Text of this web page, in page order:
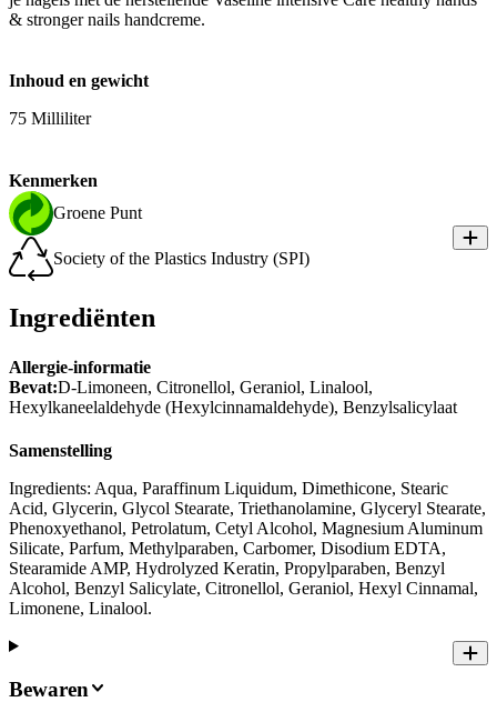
& stronger nails handcreme.
Inhoud en gewicht
75 Milliliter
Kenmerken
Groene Punt
Society of the Plastics Industry (SPI)
Ingrediënten
Allergie-informatie
Bevat:D-Limoneen, Citronellol, Geraniol, Linalool,
Hexylkaneelaldehyde (Hexylcinnamaldehyde), Benzylsalicylaat
Samenstelling
Ingredients: Aqua, Paraffinum Liquidum, Dimethicone, Stearic
Acid, Glycerin, Glycol Stearate, Triethanolamine, Glyceryl Stearate,
Phenoxyethanol, Petrolatum, Cetyl Alcohol, Magnesium Aluminum
Silicate, Parfum, Methylparaben, Carbomer, Disodium EDTA,
Stearamide AMP, Hydrolyzed Keratin, Propylparaben, Benzyl
Alcohol, Benzyl Salicylate, Citronellol, Geraniol, Hexyl Cinnamal,
Limonene, Linalool.
Bewaren